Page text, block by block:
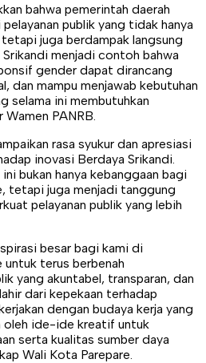
bahwa pemerintah daerah
publik yang tidak hanya
juga berdampak langsung
menjadi contoh bahwa
gender dapat dirancang
dan mampu menjawab kebutuhan
selama ini membutuhkan
PANRB.
rasa syukur dan apresiasi
inovasi Berdaya Srikandi.
bukan hanya kebanggaan bagi
tetapi juga menjadi tanggung
pelayanan publik yang lebih
besar bagi kami di
untuk terus berbenah
yang akuntabel, transparan, dan
dari kepekaan terhadap
dengan budaya kerja yang
oleh ide-ide kreatif untuk
serta kualitas sumber daya
Wali Kota Parepare.